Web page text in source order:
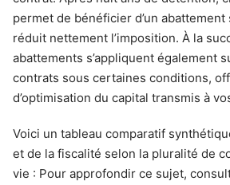
permet de bénéficier d’un
réduit nettement l’imposition. À la
abattements s’appliquent également
contrats sous certaines conditions,
d’optimisation du capital transmis à
Voici un tableau comparatif
et de la fiscalité selon la pluralité de
vie : Pour approfondir ce sujet,